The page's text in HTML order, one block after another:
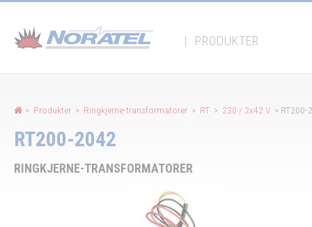
| PRODUKTER
> Produkter > Ringkjerne-transformatorer > RT > 230 / 2x42 V > RT200-
RT200-2042
RINGKJERNE-TRANSFORMATORER
Panel for informasjonskapsler